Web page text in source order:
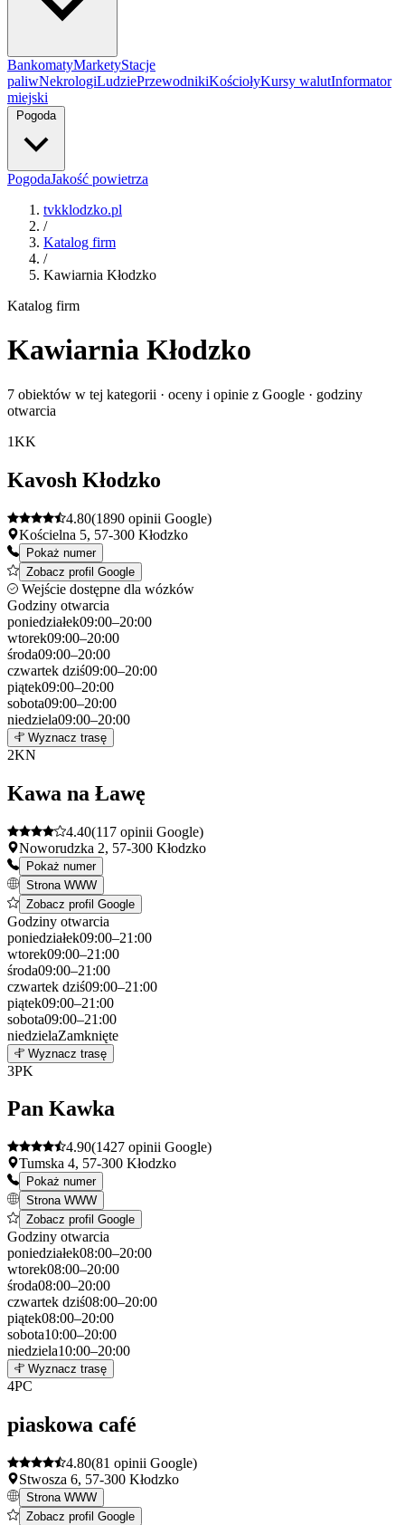
BankomatyMarketyStacje
paliwNekrologiLudziePrzewodnikiKościołyKursy walutInformator
miejski
Pogoda
PogodaJakość powietrza
tvkklodzko.pl
/
Katalog firm
/
Kawiarnia Kłodzko
Katalog firm
Kawiarnia Kłodzko
7 obiektów w tej kategorii · oceny i opinie z Google · godziny
otwarcia
1KK
Kavosh Kłodzko
4.80(1890 opinii Google)
Kościelna 5, 57-300 Kłodzko
Pokaż numer
Zobacz profil Google
Wejście dostępne dla wózków
Godziny otwarcia
poniedziałek09:00–20:00
wtorek09:00–20:00
środa09:00–20:00
czwartek dziś09:00–20:00
piątek09:00–20:00
sobota09:00–20:00
niedziela09:00–20:00
+
Wyznacz trasę
2KN
Kawa na Ławę
4.40(117 opinii Google)
Noworudzka 2, 57-300 Kłodzko
Pokaż numer
Strona WWW
Zobacz profil Google
Godziny otwarcia
poniedziałek09:00–21:00
wtorek09:00–21:00
środa09:00–21:00
czwartek dziś09:00–21:00
piątek09:00–21:00
sobota09:00–21:00
niedzielaZamknięte
+
Wyznacz trasę
3PK
Pan Kawka
4.90(1427 opinii Google)
Tumska 4, 57-300 Kłodzko
Pokaż numer
Strona WWW
Zobacz profil Google
Godziny otwarcia
poniedziałek08:00–20:00
wtorek08:00–20:00
środa08:00–20:00
czwartek dziś08:00–20:00
piątek08:00–20:00
sobota10:00–20:00
niedziela10:00–20:00
+
Wyznacz trasę
4PC
piaskowa café
4.80(81 opinii Google)
Stwosza 6, 57-300 Kłodzko
Strona WWW
Zobacz profil Google